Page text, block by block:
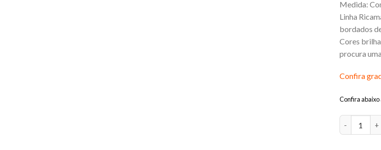
Medida:
Linha
bordados
Cores
procura
Confira
Confira abaixo